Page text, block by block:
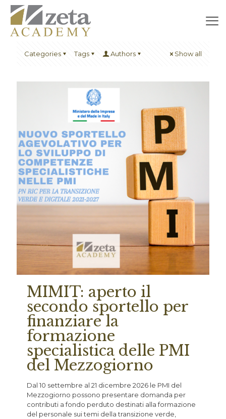
Categories Tags Authors Show all
MIMIT: aperto il
secondo sportello per
finanziare la
formazione
specialistica delle PMI
del Mezzogiorno
Dal 10 settembre al 21 dicembre 2026 le PMI del
Mezzogiorno possono presentare domanda per
contributi a fondo perduto destinati alla formazione
del personale sui temi della transizione verde,